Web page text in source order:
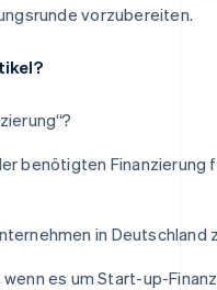
vorzubereiten.
benötigten Finanzierung
in Deutschland
es um Start-up-